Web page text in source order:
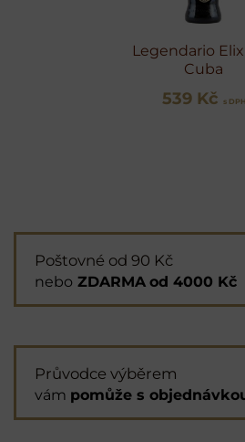
Legendario
Cuba
539 Kč s DPH
Poštovné od 90 Kč
nebo ZDARMA od 4000 Kč
Průvodce výběrem
vám pomůže s